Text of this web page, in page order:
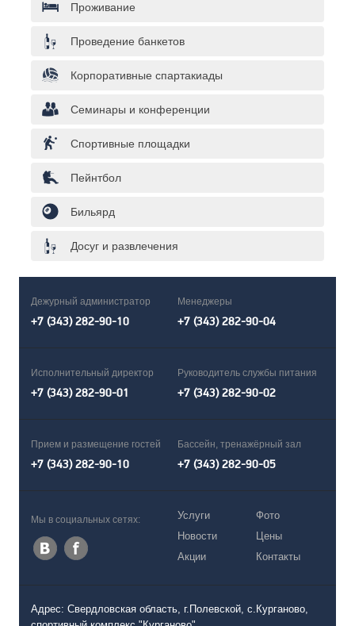
Проживание
Проведение банкетов
Корпоративные спартакиады
Семинары и конференции
Спортивные площадки
Пейнтбол
Бильярд
Досуг и развлечения
Дежурный администратор
+7 (343) 282-90-10
Менеджеры
+7 (343) 282-90-04
Исполнительный директор
+7 (343) 282-90-01
Руководитель службы питания
+7 (343) 282-90-02
Прием и размещение гостей
+7 (343) 282-90-10
Бассейн, тренажёрный зал
+7 (343) 282-90-05
Мы в социальных сетях:
Услуги
Новости
Акции
Фото
Цены
Контакты
Адрес: Свердловская область, г.Полевской, с.Курганово,